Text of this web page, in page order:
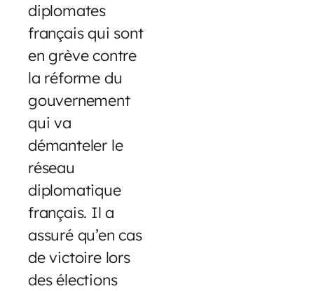
diplomates
français qui sont
en grève contre
la réforme du
gouvernement
qui va
démanteler le
réseau
diplomatique
français. Il a
assuré qu’en cas
de victoire lors
des élections